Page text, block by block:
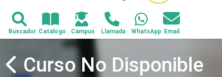
Curso No Disponible